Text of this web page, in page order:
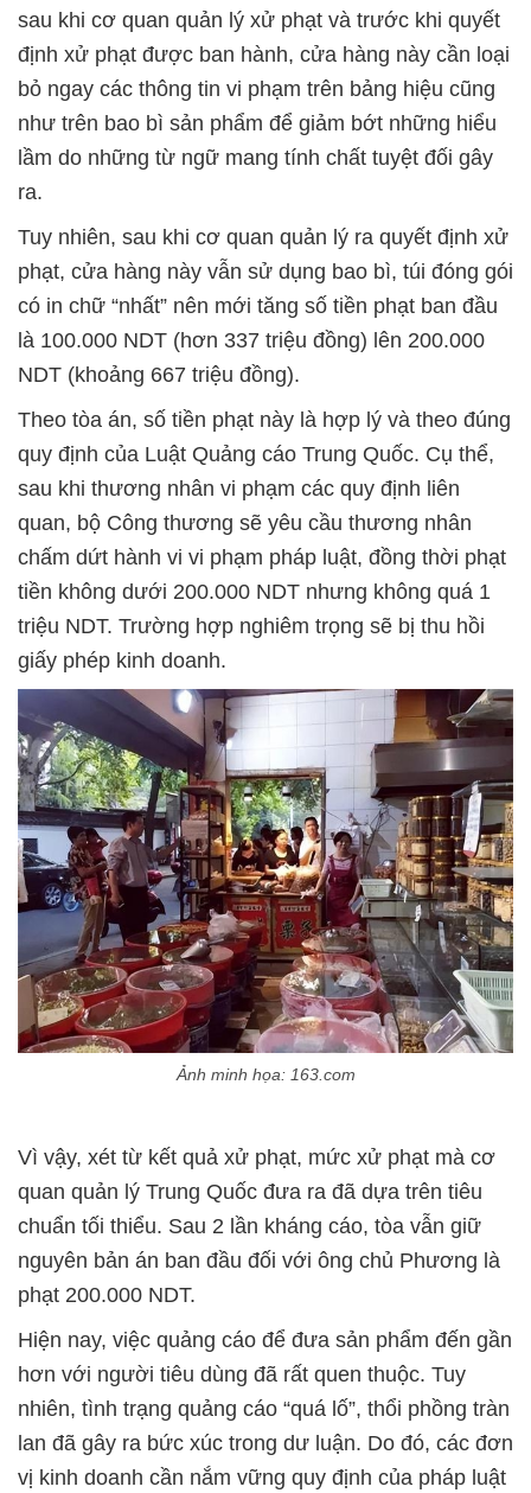
sau khi cơ quan quản lý xử phạt và trước khi quyết
định xử phạt được ban hành, cửa hàng này cần loại
bỏ ngay các thông tin vi phạm trên bảng hiệu cũng
như trên bao bì sản phẩm để giảm bớt những hiểu
lầm do những từ ngữ mang tính chất tuyệt đối gây
ra.
Tuy nhiên, sau khi cơ quan quản lý ra quyết định xử
phạt, cửa hàng này vẫn sử dụng bao bì, túi đóng gói
có in chữ “nhất” nên mới tăng số tiền phạt ban đầu
là 100.000 NDT (hơn 337 triệu đồng) lên 200.000
NDT (khoảng 667 triệu đồng).
Theo tòa án, số tiền phạt này là hợp lý và theo đúng
quy định của Luật Quảng cáo Trung Quốc. Cụ thể,
sau khi thương nhân vi phạm các quy định liên
quan, bộ Công thương sẽ yêu cầu thương nhân
chấm dứt hành vi vi phạm pháp luật, đồng thời phạt
tiền không dưới 200.000 NDT nhưng không quá 1
triệu NDT. Trường hợp nghiêm trọng sẽ bị thu hồi
giấy phép kinh doanh.
Ảnh minh họa: 163.com
Vì vậy, xét từ kết quả xử phạt, mức xử phạt mà cơ
quan quản lý Trung Quốc đưa ra đã dựa trên tiêu
chuẩn tối thiểu. Sau 2 lần kháng cáo, tòa vẫn giữ
nguyên bản án ban đầu đối với ông chủ Phương là
phạt 200.000 NDT.
Hiện nay, việc quảng cáo để đưa sản phẩm đến gần
hơn với người tiêu dùng đã rất quen thuộc. Tuy
nhiên, tình trạng quảng cáo “quá lố”, thổi phồng tràn
lan đã gây ra bức xúc trong dư luận. Do đó, các đơn
vị kinh doanh cần nắm vững quy định của pháp luật